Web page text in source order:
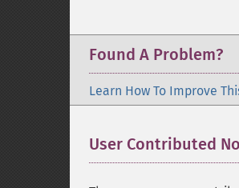
Found A Problem?
Learn How To Improve
User Contributed